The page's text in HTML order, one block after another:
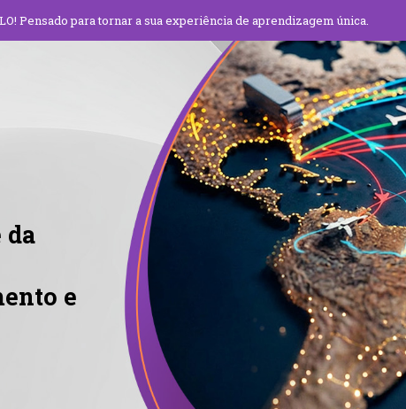
Pensado para tornar a sua experiência de aprendizagem única.
e